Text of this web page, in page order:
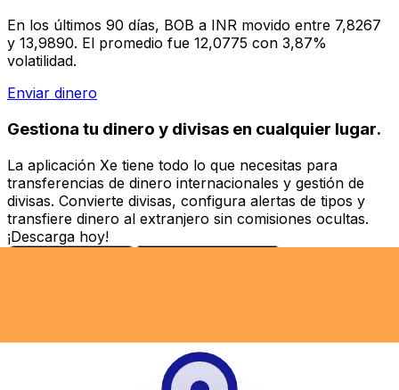
En los últimos 90 días, BOB a INR movido entre 7,8267
y 13,9890. El promedio fue 12,0775 con 3,87%
volatilidad.
Enviar dinero
Gestiona tu dinero y divisas en cualquier lugar.
La aplicación Xe tiene todo lo que necesitas para
transferencias de dinero internacionales y gestión de
divisas. Convierte divisas, configura alertas de tipos y
transfiere dinero al extranjero sin comisiones ocultas.
¡Descarga hoy!